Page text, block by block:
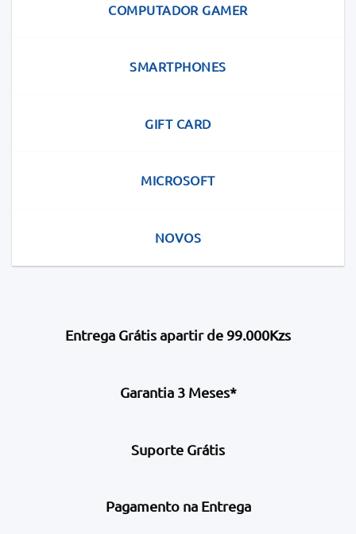
COMPUTADOR GAMER
SMARTPHONES
GIFT CARD
MICROSOFT
NOVOS
Entrega Grátis apartir de 99.000Kzs
Garantia 3 Meses*
Suporte Grátis
Pagamento na Entrega